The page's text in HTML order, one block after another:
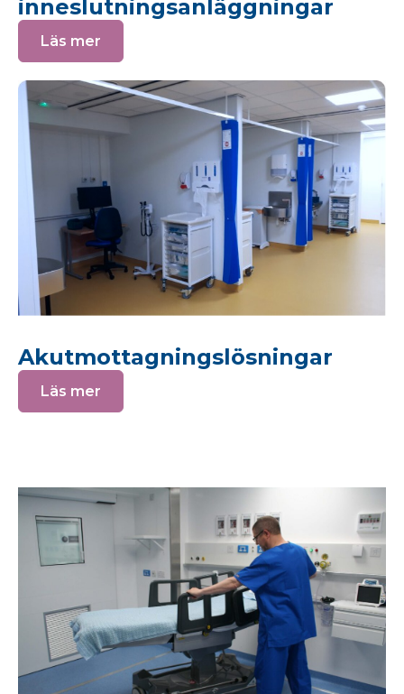
inneslutningsanläggningar
Läs mer
Akutmottagningslösningar
Läs mer